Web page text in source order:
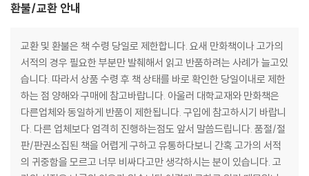
환불/교환 안내
교환 및 환불은 책 수령 당일로 제한합니다. 요새 만화책이나 고가의
서적의 경우 필요한 부분만 발췌해서 읽고 반품하려는 사례가 늘고있
습니다. 따라서 상품 수령 후 책 상태를 바로 확인한 당일이내로 제한
하는 점 양해와 구매에 참고바랍니다. 아울러 대학교재와 만화책은
다른업체와 동일하게 반품이 제한됩니다. 구입에 참고하시기 바랍니
다. 다른 업체보다 엄격히 진행하는점도 앞서 말씀드립니다. 품절/절
판/판권소집된 책을 어렵게 구하고 유통하다보니 간혹 고가의 서적
의 귀중함을 모르고 너무 비싸다고만 생각하시는 분이 있습니다. 고